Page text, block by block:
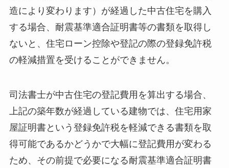
造により変わります）が経過した中古住宅を購入
する場合、耐震基準適合証明書等の書類を取得し
ないと、住宅ローン控除や登記の際の登録免許税
の軽減措置を受けることができません。
司法書士が中古住宅の登記費用を算出する場合、
上記の築年数が経過している建物では、住宅用家
屋証明書という登録免許税を軽減できる書類を取
得可能であるかどうかで大幅に登記費用が変わる
ため、その前提で必要になる耐震基準適合証明書